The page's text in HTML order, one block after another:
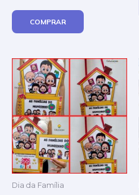
COMPRAR
Dia da Família